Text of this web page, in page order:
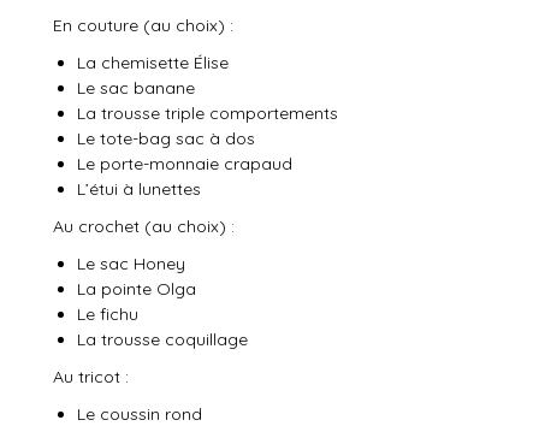
En couture (au choix) :
La chemisette Élise
Le sac banane
La trousse triple comportements
Le tote-bag sac à dos
Le porte-monnaie crapaud
L’étui à lunettes
Au crochet (au choix) :
Le sac Honey
La pointe Olga
Le fichu
La trousse coquillage
Au tricot :
Le coussin rond